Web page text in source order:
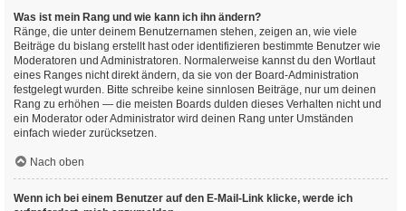
Was ist mein Rang und wie kann ich ihn ändern?
Ränge, die unter deinem Benutzernamen stehen, zeigen an, wie viele
Beiträge du bislang erstellt hast oder identifizieren bestimmte Benutzer wie
Moderatoren und Administratoren. Normalerweise kannst du den Wortlaut
eines Ranges nicht direkt ändern, da sie von der Board-Administration
festgelegt wurden. Bitte schreibe keine sinnlosen Beiträge, nur um deinen
Rang zu erhöhen — die meisten Boards dulden dieses Verhalten nicht und
ein Moderator oder Administrator wird deinen Rang unter Umständen
einfach wieder zurücksetzen.
Nach oben
Wenn ich bei einem Benutzer auf den E-Mail-Link klicke, werde ich